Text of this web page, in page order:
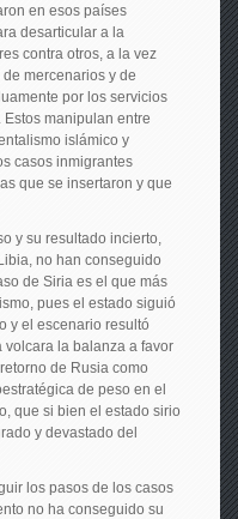
en esos países
desarticular a la
contra otros, a la vez
mercenarios y de
por los servicios
manipulan entre
islámico y
casos inmigrantes
que se insertaron y que
y su resultado incierto,
no han conseguido
de Siria es el que más
pues el estado siguió
y el escenario resultó
la balanza a favor
de Rusia como
de peso en el
que si bien el estado sirio
y devastado del
los pasos de los casos
no ha conseguido su